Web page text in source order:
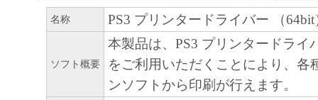
廃棄または消去するものとします。
(5) 上記にかかわらず、本契約書第2条、第
で、第8条第4項および第10条の規定は、
も効力を有します。
９．U.S. GOVERNMENT RESTRICTED
名称 PS3 プリンタードライバー （64bit
ソフト概要
本製品は、PS3 プリンタードライ
をご利用いただくことにより、各
ンソフトから印刷が行えます。